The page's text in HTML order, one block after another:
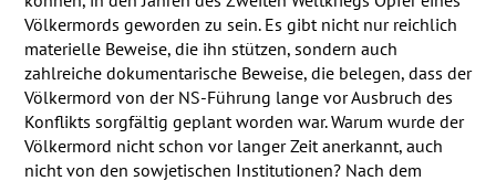
Völkermords geworden zu sein. Es gibt nicht nur reichlich
materielle Beweise, die ihn stützen, sondern auch
zahlreiche dokumentarische Beweise, die belegen, dass der
Völkermord von der NS-Führung lange vor Ausbruch des
Konflikts sorgfältig geplant worden war. Warum wurde der
Völkermord nicht schon vor langer Zeit anerkannt, auch
nicht von den sowjetischen Institutionen? Nach dem